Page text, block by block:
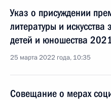
Указ о присуждении
литературы и
детей и юношества
25 марта 2022 года, 10:35
Совещание о мерах